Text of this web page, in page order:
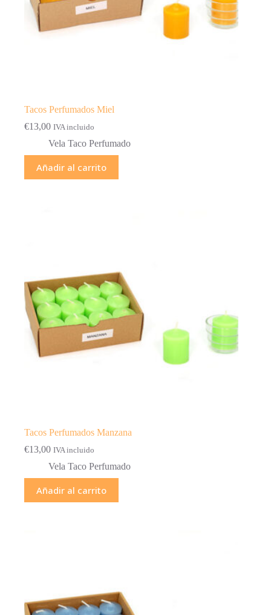
Tacos Perfumados Miel
€13,00 IVA incluido
Vela Taco Perfumado
Añadir al carrito
Tacos Perfumados Manzana
€13,00 IVA incluido
Vela Taco Perfumado
Añadir al carrito